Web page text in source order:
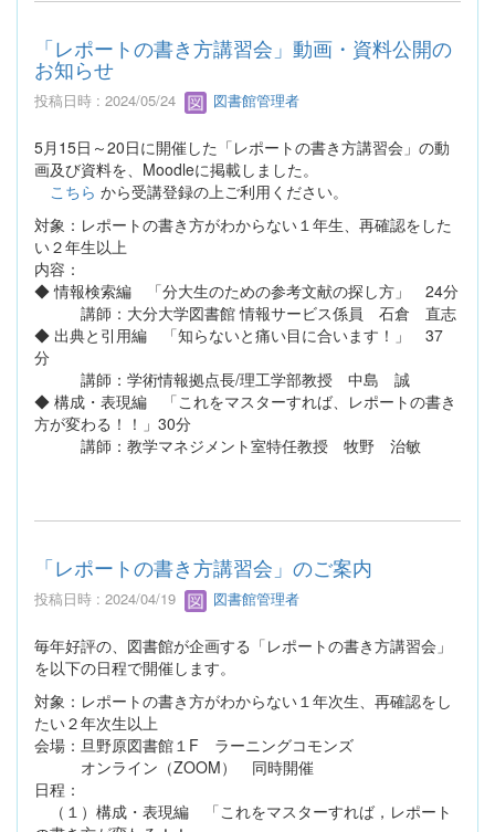
「レポートの書き方講習会」動画・資料公開の
お知らせ
投稿日時 : 2024/05/24 図書館管理者
5月15日～20日に開催した「レポートの書き方講習会」の動
画及び資料を、Moodleに掲載しました。
こちら から受講登録の上ご利用ください。
対象：レポートの書き方がわからない１年生、再確認をした
い２年生以上
内容：
◆ 情報検索編 「分大生のための参考文献の探し方」 24分
講師：大分大学図書館 情報サービス係員 石倉 直志
◆ 出典と引用編 「知らないと痛い目に合います！」 37
分
講師：学術情報拠点長/理工学部教授 中島 誠
◆ 構成・表現編 「これをマスターすれば、レポートの書き
方が変わる！！」30分
講師：教学マネジメント室特任教授 牧野 治敏
「レポートの書き方講習会」のご案内
投稿日時 : 2024/04/19 図書館管理者
毎年好評の、図書館が企画する「レポートの書き方講習会」
を以下の日程で開催します。
対象：レポートの書き方がわからない１年次生、再確認をし
たい２年次生以上
会場：旦野原図書館１F ラーニングコモンズ
オンライン（ZOOM） 同時開催
日程：
（１）構成・表現編 「これをマスターすれば，レポート